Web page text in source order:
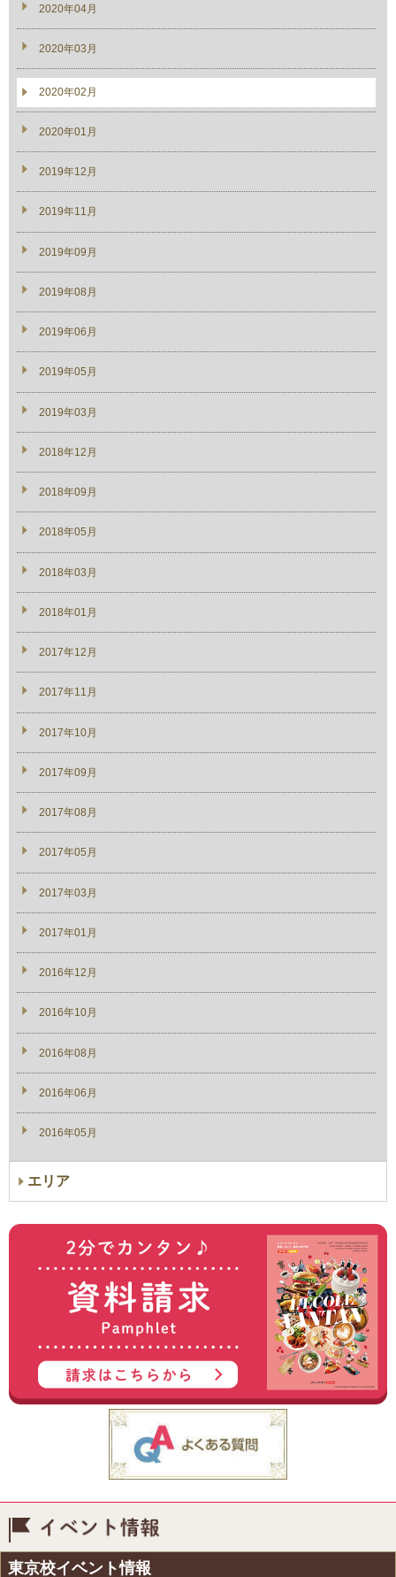
2020年04月
2020年03月
2020年02月
2020年01月
2019年12月
2019年11月
2019年09月
2019年08月
2019年06月
2019年05月
2019年03月
2018年12月
2018年09月
2018年05月
2018年03月
2018年01月
2017年12月
2017年11月
2017年10月
2017年09月
2017年08月
2017年05月
2017年03月
2017年01月
2016年12月
2016年10月
2016年08月
2016年06月
2016年05月
エリア
東京校イベント情報